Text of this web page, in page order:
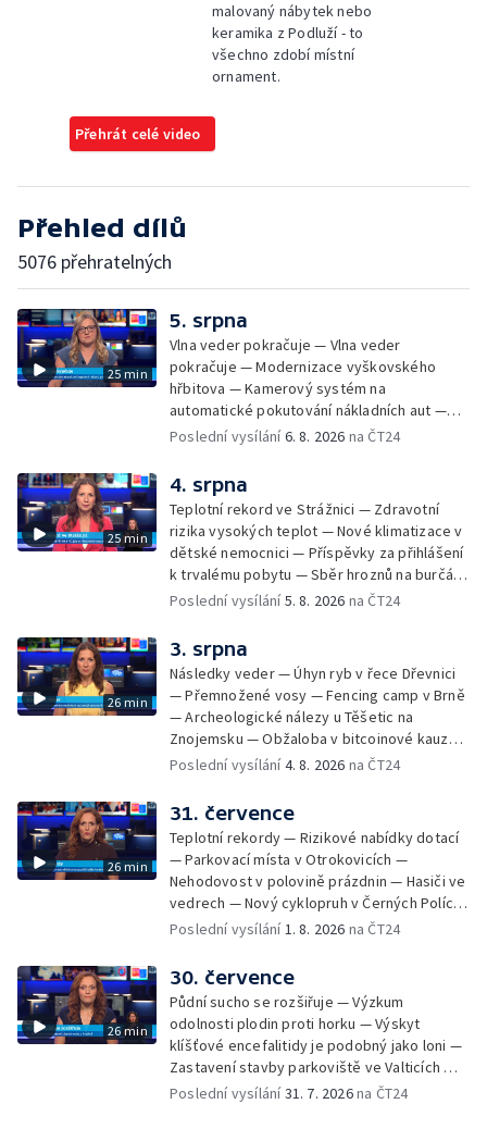
malovaný nábytek nebo
keramika z Podluží - to
všechno zdobí místní
ornament.
Přehrát celé video
Přehled dílů
5076 přehratelných
25 min
5. srpna
Vlna veder pokračuje — Vlna veder
pokračuje — Modernizace vyškovského
hřbitova — Kamerový systém na
automatické pokutování nákladních aut —
Demolice vyhořelé budovy ve Zlíně — Případ
stadionu na Vyškovsku — Výstraha před
bouřkami — Brno hostí Mezinárodní kytarový
festival — Očkování po kousnutí netopýrem
Poslední vysílání6. 8. 2026 na ČT24
25 min
4. srpna
Teplotní rekord ve Strážnici — Zdravotní
rizika vysokých teplot — Nové klimatizace v
dětské nemocnici — Příspěvky za přihlášení
k trvalému pobytu — Sběr hroznů na burčák
— Dokončení oprav vedení — Skončil termín
vody v obcích — Vyschlá koryta potoků —
Sdílení strážníků na Brněnsku
Poslední vysílání5. 8. 2026 na ČT24
26 min
3. srpna
Následky veder — Úhyn ryb v řece Dřevnici
— Přemnožené vosy — Fencing camp v Brně
— Archeologické nálezy u Těšetic na
Znojemsku — Obžaloba v bitcoinové kauze
— Přestavba silnice přes Bzenec na
Zašové — Letní opravy divadel — Český hlas
ve vesmíru
Poslední vysílání4. 8. 2026 na ČT24
26 min
31. července
Teplotní rekordy — Rizikové nabídky dotací
— Parkovací místa v Otrokovicích —
Nehodovost v polovině prázdnin — Hasiči ve
vedrech — Nový cyklopruh v Černých Polích
— Květinová výstava ve Věžkách
Poslední vysílání1. 8. 2026 na ČT24
26 min
30. července
Půdní sucho se rozšiřuje — Výzkum
odolnosti plodin proti horku — Výskyt
klíšťové encefalitidy je podobný jako loni —
Zastavení stavby parkoviště ve Valticích —
Spor o lokalitu lesa v Rožnově pod
Poslední vysílání31. 7. 2026na ČT24